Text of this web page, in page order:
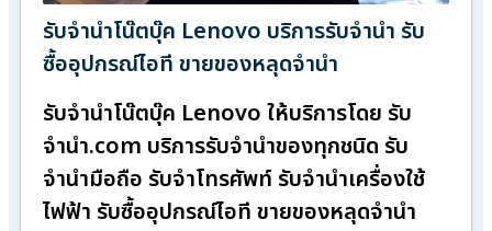
รับจำนำโน๊ตบุ๊ค Lenovo บริการรับจำนำ รับ
ซื้ออุปกรณ์ไอที ขายของหลุดจำนำ
รับจำนำโน๊ตบุ๊ค Lenovo ให้บริการโดย รับ
จํานํา.com บริการรับจำนำของทุกชนิด รับ
จำนำมือถือ รับจำโทรศัพท์ รับจำนำเครื่องใช้
ไฟฟ้า รับซื้ออุปกรณ์ไอที ขายของหลุดจำนำ